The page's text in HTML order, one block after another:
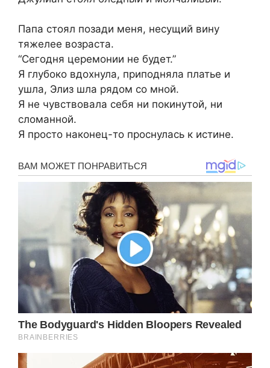
Папа стоял позади меня, несущий вину
тяжелее возраста.
“Сегодня церемонии не будет.”
Я глубоко вдохнула, приподняла платье и
ушла, Элиз шла рядом со мной.
Я не чувствовала себя ни покинутой, ни
сломанной.
Я просто наконец-то проснулась к истине.